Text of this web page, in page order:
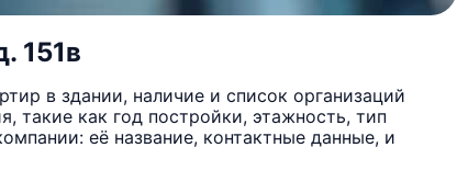
151в
в здании, наличие и список организаций
такие как год постройки, этажность, тип
её название, контактные данные, и